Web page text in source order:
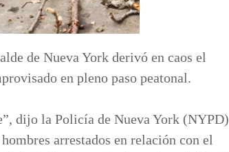
de Nueva York derivó en caos el
en pleno paso peatonal.
dijo la Policía de Nueva York (NYPD)
arrestados en relación con el